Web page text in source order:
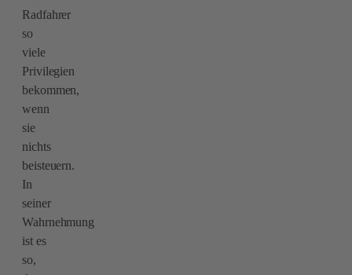
Radfahrer
so
viele
Privilegien
bekommen,
wenn
sie
nichts
beisteuern.
In
seiner
Wahrnehmung
ist es
so,